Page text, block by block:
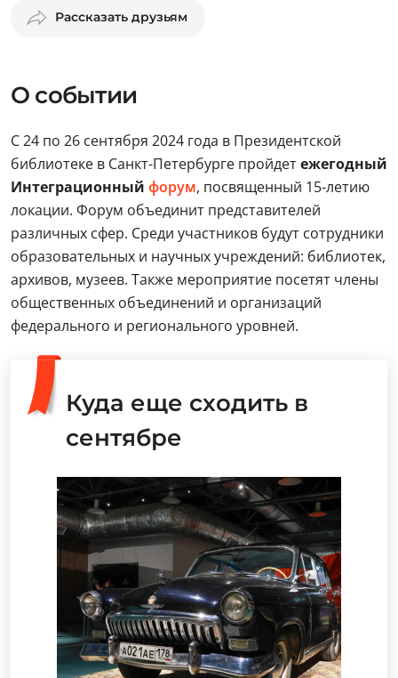
Рассказать друзьям
О событии
С 24 по 26 сентября 2024 года в Президентской
библиотеке в Санкт-Петербурге пройдетежегодный
Интеграционный форум, посвященный 15-летию
локации. Форум объединит представителей
различных сфер. Среди участников будут сотрудники
образовательных и научных учреждений: библиотек,
архивов, музеев. Также мероприятие посетят члены
общественных объединений и организаций
федерального и регионального уровней.
Куда еще сходить в
сентябре